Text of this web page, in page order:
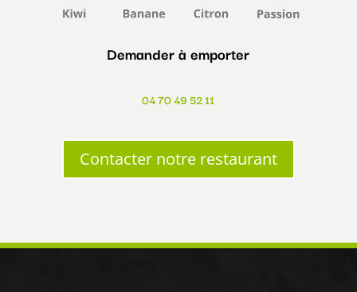
Demander à emporter
04 70 49 52 11
Contacter notre restaurant